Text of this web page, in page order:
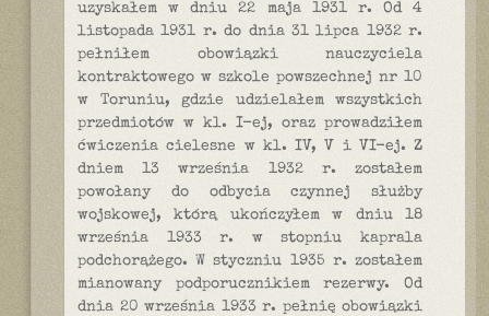
uzyskałem w dniu 22 maja 1931 r. Od 4
listopada 1931 r. do dnia 31 lipca 1932 r.
pełniłem obowiązki nauczyciela
kontraktowego w szkole powszechnej nr 10
w Toruniu, gdzie udzielałem wszystkich
przedmiotów w kl. I-ej, oraz prowadziłem
ćwiczenia cielesne w kl. IV, V i VI-ej. Z
dniem 13 września 1932 r. zostałem
powołany do odbycia czynnej służby
wojskowej, którą ukończyłem w dniu 18
września 1933 r. w stopniu kaprala
podchorążego. W styczniu 1935 r. zostałem
mianowany podporucznikiem rezerwy. Od
dnia 20 września 1933 r. pełnię obowiązki